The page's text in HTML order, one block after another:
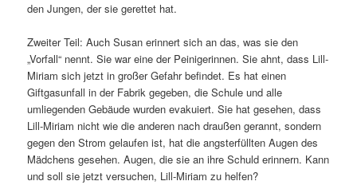
den Jungen, der sie gerettet hat.
Zweiter Teil: Auch Susan erinnert sich an das, was sie den
„Vorfall“ nennt. Sie war eine der Peinigerinnen. Sie ahnt, dass Lill-
Miriam sich jetzt in großer Gefahr befindet. Es hat einen
Giftgasunfall in der Fabrik gegeben, die Schule und alle
umliegenden Gebäude wurden evakuiert. Sie hat gesehen, dass
Lill-Miriam nicht wie die anderen nach draußen gerannt, sondern
gegen den Strom gelaufen ist, hat die angsterfüllten Augen des
Mädchens gesehen. Augen, die sie an ihre Schuld erinnern. Kann
und soll sie jetzt versuchen, Lill-Miriam zu helfen?